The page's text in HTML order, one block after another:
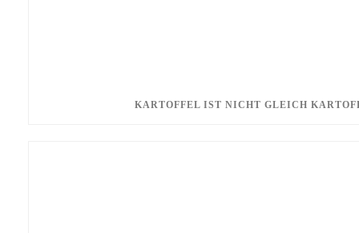
KARTOFFEL IST NICHT GLEICH